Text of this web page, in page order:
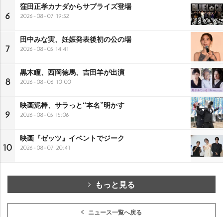
6
窪田正孝カナダからサプライズ登場
2026-08-07 19:52
7
田中みな実、妊娠発表後初の公の場
2026-08-05 14:41
8
黒木瞳、西岡徳馬、吉田羊が出演
2026-08-06 10:00
9
映画泥棒、サラっと“本名”明かす
2026-08-05 15:06
10
映画『ゼッツ』イベントでジーク
2026-08-07 20:41
もっと見る
ニュース一覧へ戻る